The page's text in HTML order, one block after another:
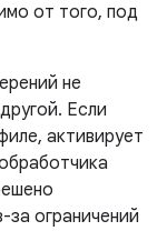
от того, под
не
Если
активирует
за ограничений